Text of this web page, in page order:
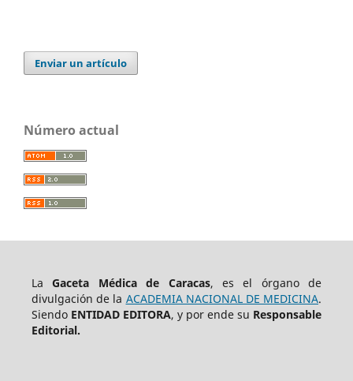
Enviar un artículo
Número actual
LaGaceta Médica de Caracas, es el órgano de
divulgación de la ACADEMIA NACIONAL DE MEDICINA.
Siendo ENTIDAD EDITORA, y por ende su Responsable
Editorial.